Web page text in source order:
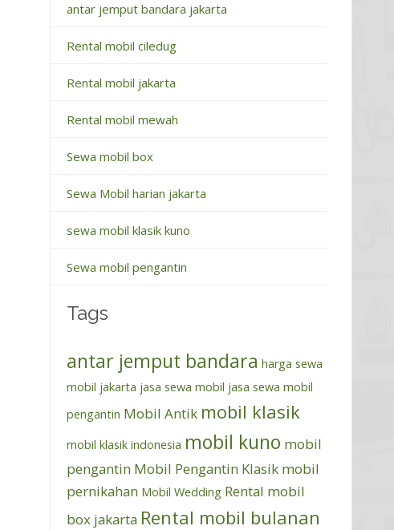
antar jemput bandara jakarta
Rental mobil ciledug
Rental mobil jakarta
Rental mobil mewah
Sewa mobil box
Sewa Mobil harian jakarta
sewa mobil klasik kuno
Sewa mobil pengantin
Tags
antar jemput bandara harga sewa
mobil jakarta jasa sewa mobil jasa sewa mobil
pengantin Mobil Antik mobil klasik
mobil klasik indonesia mobil kuno mobil
pengantin Mobil Pengantin Klasik mobil
pernikahan Mobil Wedding Rental mobil
box jakarta Rental mobil bulanan